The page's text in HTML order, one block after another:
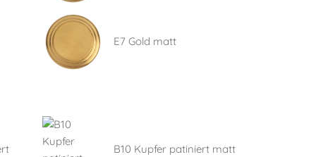
E7 Gold matt
B10 Kupfer patiniert matt